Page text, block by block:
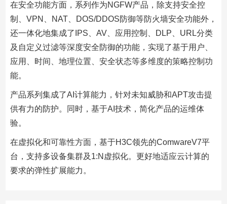
在安全功能方面，系列作为NGFW产品，除支持安全控
制、VPN、NAT、DOS/DDOS防御等防火墙安全功能外，
还一体化地集成了IPS、AV、应用控制、DLP、URL分类
及自定义过滤等深度安全防御的功能，实现了基于用户、
应用、时间、地理位置、安全状态等多维度的策略控制功
能。
产品系列集成了AI计算能力，针对未知威胁和APT攻击提
供有力的防护。同时，基于AI技术，简化产品的运维体
验。
在虚拟化和可靠性方面，基于H3C领先的ComwareV7平
台，支持多设备集群及1:N虚拟化。更好地适应云计算的
要求的弹性扩展能力。